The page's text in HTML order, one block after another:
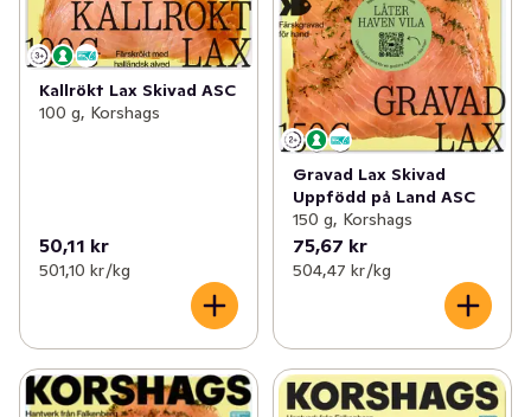
Kallrökt Lax Skivad ASC
100 g, Korshags
50,11 kr
501,10 kr /kg
Gravad Lax Skivad
Uppfödd på Land ASC
150 g, Korshags
75,67 kr
504,47 kr /kg